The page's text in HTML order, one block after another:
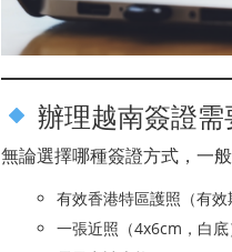
辦理越南簽證需
無論選擇哪種簽證方式，一
有效香港特區護照（有效
一張近照（4x6cm，白底